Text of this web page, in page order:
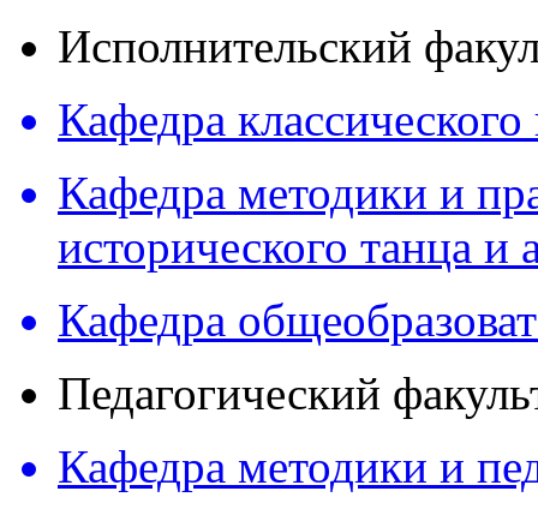
Исполнительский
Кафедра
Кафедра методики и
исторического танца и
Кафедра
Педагогический
Кафедра методики и